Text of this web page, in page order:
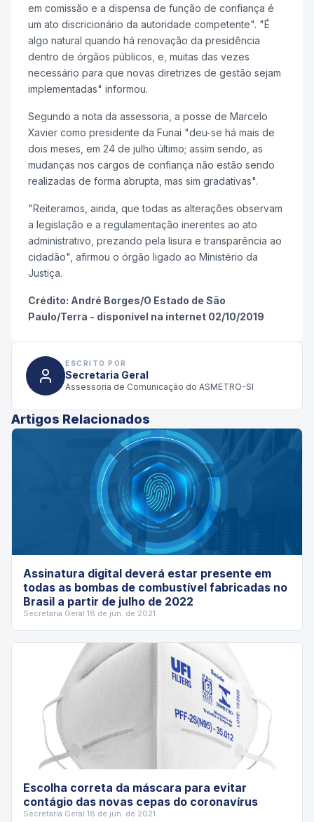
em comissão e a dispensa de função de confiança é
um ato discricionário da autoridade competente". "É
algo natural quando há renovação da presidência
dentro de órgãos públicos, e, muitas das vezes
necessário para que novas diretrizes de gestão sejam
implementadas" informou.
Segundo a nota da assessoria, a posse de Marcelo
Xavier como presidente da Funai "deu-se há mais de
dois meses, em 24 de julho último; assim sendo, as
mudanças nos cargos de confiança não estão sendo
realizadas de forma abrupta, mas sim gradativas".
"Reiteramos, ainda, que todas as alterações observam
a legislação e a regulamentação inerentes ao ato
administrativo, prezando pela lisura e transparência ao
cidadão", afirmou o órgão ligado ao Ministério da
Justiça.
Crédito: André Borges/O Estado de São
Paulo/Terra - disponível na internet 02/10/2019
ESCRITO POR
Secretaria Geral
Assessoria de Comunicação do ASMETRO-SI
Artigos Relacionados
Assinatura digital deverá estar presente em
todas as bombas de combustível fabricadas no
Brasil a partir de julho de 2022
Secretaria Geral·18 de jun. de 2021
Escolha correta da máscara para evitar
contágio das novas cepas do coronavírus
Secretaria Geral·18 de jun. de 2021